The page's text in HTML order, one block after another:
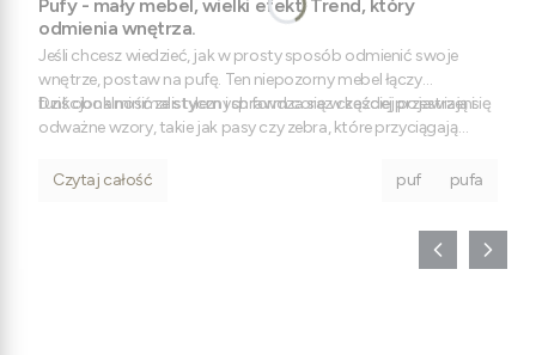
Pufy - mały mebel, wielki efekt. Trend, który
odmienia wnętrza.
Jeśli chcesz wiedzieć, jak w prosty sposób odmienić swoje
wnętrze, postaw na pufę. Ten niepozorny mebel łączy
funkcjonalność ze stylem i sprawdza się w każdej przestrzeni.
Dziś obok minimalistycznych form coraz częściej pojawiają się
odważne wzory, takie jak pasy czy zebra, które przyciągają
Czytaj całość
puf pufa